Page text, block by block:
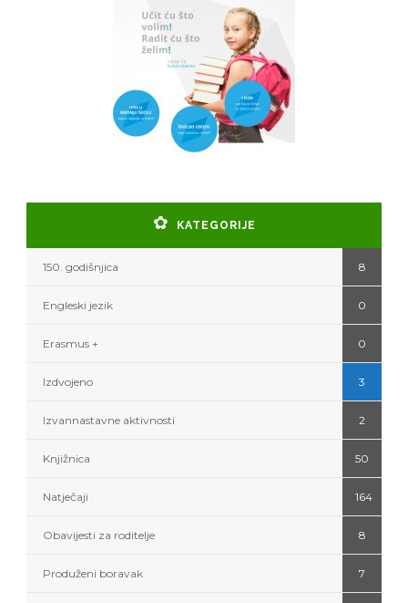
KATEGORIJE
150. godišnjica 8
Engleski jezik 0
Erasmus + 0
Izdvojeno 3
Izvannastavne aktivnosti 2
Knjižnica 50
Natječaji 164
Obavijesti za roditelje 8
Produženi boravak 7